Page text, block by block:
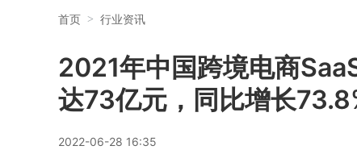
首页 行业资讯
2021年中国跨境电商
达73亿元，同比增长
2022-06-28 16:35